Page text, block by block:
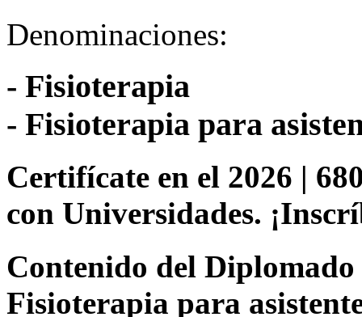
Denominaciones:
- Fisioterapia
- Fisioterapia para
Certifícate en el 2026 |
con Universidades.
Contenido del
Fisioterapia para